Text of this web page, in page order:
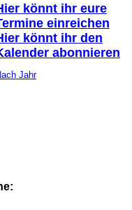
könnt ihr eure
einreichen
könnt ihr den
abonnieren
Jahr